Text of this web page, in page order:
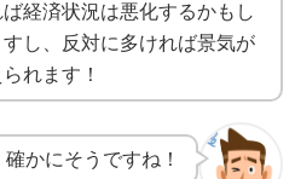
経済状況は悪化するかもし
し、反対に多ければ景気が
れます！
確かにそうですね！